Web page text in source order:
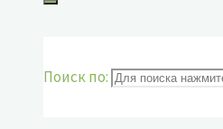
Поиск по: